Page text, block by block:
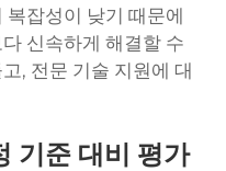
잡성이 낮기 때문에
신속하게 해결할 수
, 전문 기술 지원에 대
기준 대비 평가